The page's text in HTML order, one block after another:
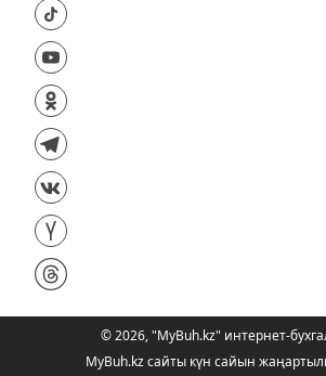
©2026,"MyBuh.kz" интернет-
MyBuh.kz сайты күн сайын